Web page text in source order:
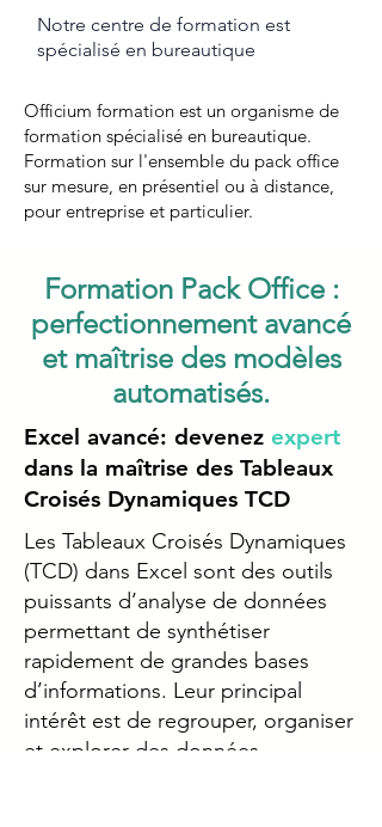
Notre centre de formation est
spécialisé en bureautique ​​​
Officium formation est un organisme de
formation spécialisé en bureautique.
Formation sur l'ensemble du pack office
sur mesure, en présentiel ou à distance,
pour entreprise et particulier.
Formation Pack Office :
perfectionnement avancé
et maîtrise des modèles
automatisés.
Excel avancé: devenez expert
dans la maîtrise des Tableaux
Croisés Dynamiques TCD
Les Tableaux Croisés Dynamiques
(TCD) dans Excel sont des outils
puissants d’analyse de données
permettant de synthétiser
rapidement de grandes bases
d’informations. Leur principal
intérêt est de regrouper, organiser
et explorer des données